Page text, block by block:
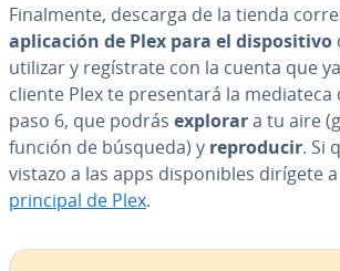
Fi­na­l­me­n­te, descarga de la tienda
apli­ca­ción de Plex para el di­s­po­si­ti­vo
utilizar y re­gí­s­tra­te con la cuenta que
cliente Plex te pre­se­n­ta­rá la mediateca
paso 6, que podrás explorara tu aire
función de búsqueda) y re­pro­du­cir. Si
vistazo a las apps di­s­po­ni­bles dirígete
principal de Plex.